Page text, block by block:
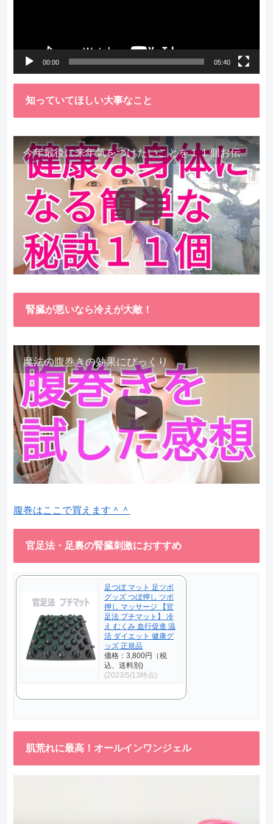
00:00 05:40
知っていてほしい大事なこと
今年最後に来年気をつけたいことを１１個お伝えします。
腎臓が悪いなら冷えが大敵！
魔法の腹巻きの効果にびっくり
腹巻はここで買えます＾＾
官足法・足裏の腎臓刺激におすすめ
足つぼ マット 足ツボ
グッズ つぼ押し ツボ
押し マッサージ 【官
足法 プチマット】 冷
え むくみ 血行促進 温
活 ダイエット 健康グ
ッズ 正規品
価格：3,800円（税
込、送料別)
(2023/5/13時点)
肌荒れに最高！オールインワンジェル